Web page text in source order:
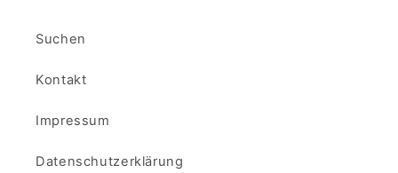
Suchen
Kontakt
Impressum
Datenschutzerklärung